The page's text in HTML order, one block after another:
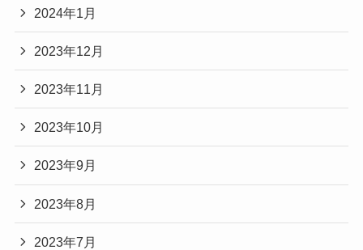
2024年1月
2023年12月
2023年11月
2023年10月
2023年9月
2023年8月
2023年7月